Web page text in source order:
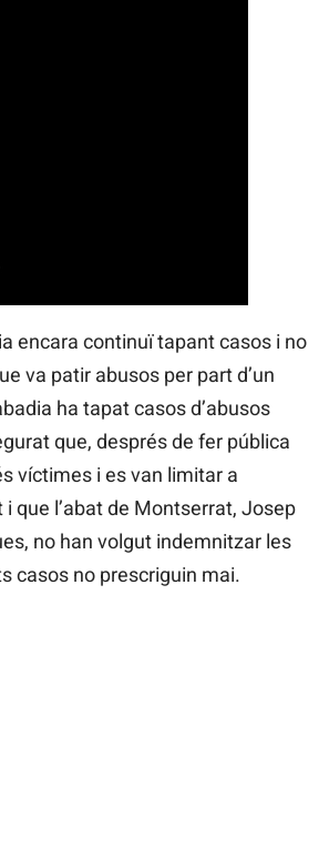
encara continuï tapant casos i no
va patir abusos per part d’un
ha tapat casos d’abusos
que, després de fer pública
víctimes i es van limitar a
que l’abat de Montserrat, Josep
no han volgut indemnitzar les
casos no prescriguin mai.